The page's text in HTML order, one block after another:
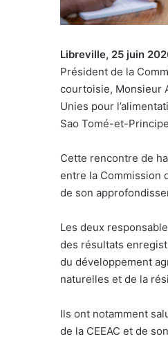
Libreville, 25 juin
Président de la
courtoisie, Monsieur
Unies pour
Sao Tomé-et-
Cette rencontre de
entre la Commission
de son
Les deux
des résultats
du développement
naturelles et de la
Ils ont notamment
de la CEEAC et de